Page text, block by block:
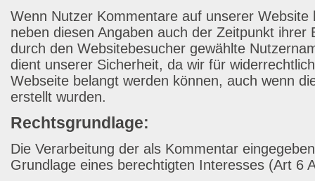
Wenn Nutzer Kommentare auf unserer Website
neben diesen Angaben auch der Zeitpunkt ihrer
durch den Websitebesucher gewählte
dient unserer Sicherheit, da wir für
Webseite belangt werden können, auch wenn
erstellt wurden.
Rechtsgrundlage:
Die Verarbeitung der als Kommentar
Grundlage eines berechtigten Interesses (Art 6